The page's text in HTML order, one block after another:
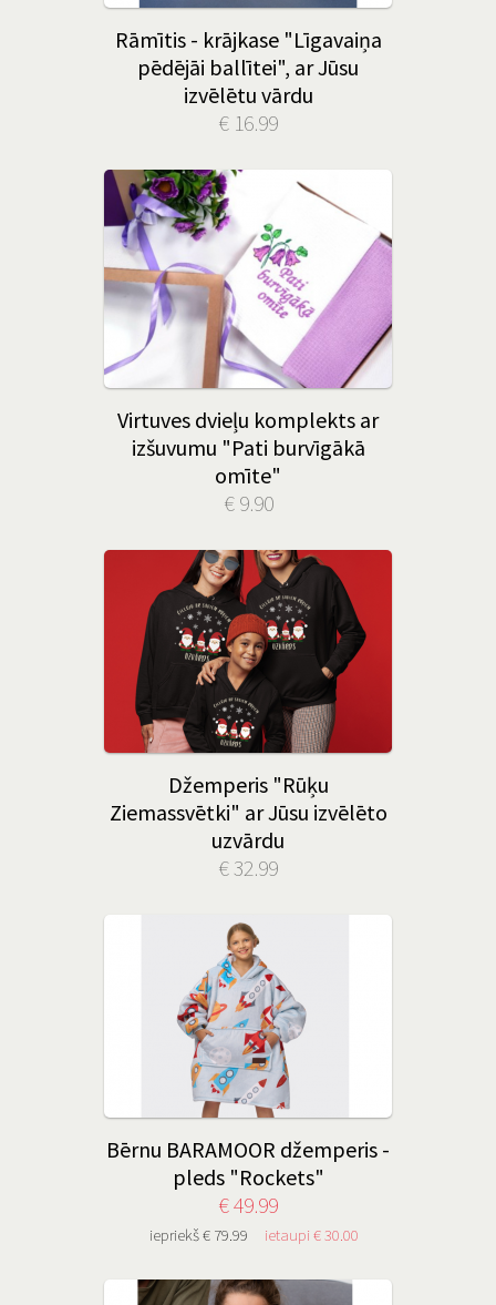
Rāmītis - krājkase "Līgavaiņa
pēdējāi ballītei", ar Jūsu
izvēlētu vārdu
€ 16.99
Virtuves dvieļu komplekts ar
izšuvumu "Pati burvīgākā
omīte"
€ 9.90
Džemperis "Rūķu
Ziemassvētki" ar Jūsu izvēlēto
uzvārdu
€ 32.99
Bērnu BARAMOOR džemperis -
pleds "Rockets"
€ 49.99
iepriekš € 79.99 ietaupi € 30.00